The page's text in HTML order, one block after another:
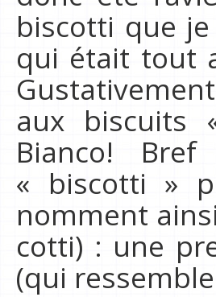
biscotti que
qui était tout
aux biscuits
Bianco!
« biscotti »
nomment
cotti) : une
(qui